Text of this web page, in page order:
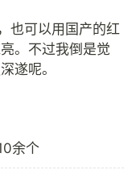
也可以用国产的红
。不过我倒是觉
余个